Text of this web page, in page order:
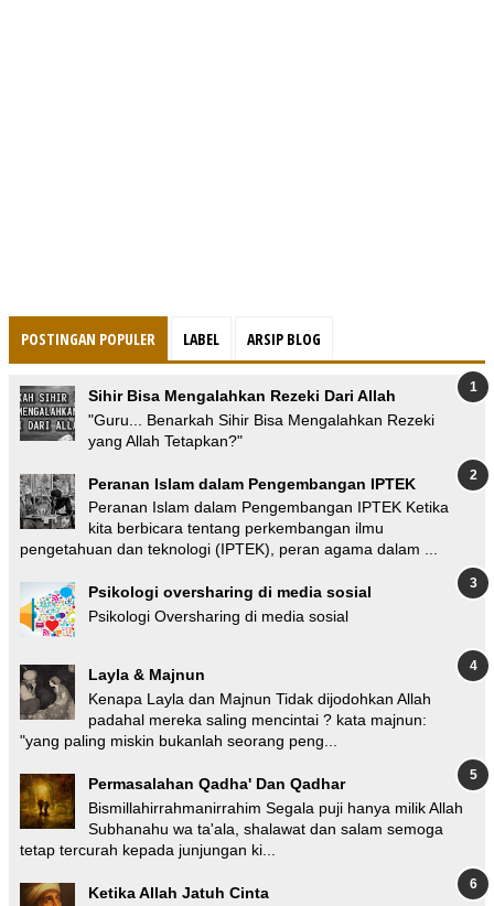
POSTINGAN POPULER LABEL ARSIP BLOG
Sihir Bisa Mengalahkan Rezeki Dari Allah
"Guru... Benarkah Sihir Bisa Mengalahkan Rezeki
yang Allah Tetapkan?"
Peranan Islam dalam Pengembangan IPTEK
Peranan Islam dalam Pengembangan IPTEK Ketika
kita berbicara tentang perkembangan ilmu
pengetahuan dan teknologi (IPTEK), peran agama dalam ...
Psikologi oversharing di media sosial
Psikologi Oversharing di media sosial
Layla & Majnun
Kenapa Layla dan Majnun Tidak dijodohkan Allah
padahal mereka saling mencintai ? kata majnun:
"yang paling miskin bukanlah seorang peng...
Permasalahan Qadha' Dan Qadhar
Bismillahirrahmanirrahim Segala puji hanya milik Allah
Subhanahu wa ta'ala, shalawat dan salam semoga
tetap tercurah kepada junjungan ki...
Ketika Allah Jatuh Cinta